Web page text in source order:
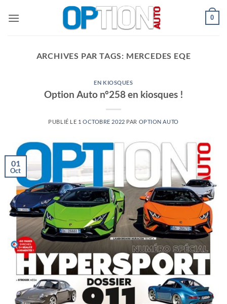
0
ARCHIVES PAR TAGS: MERCEDES EQE
EN KIOSQUES
Option Auto n°258 en kiosques !
PUBLIÉ LE 1 OCTOBRE 2022 PAR OPTION AUTO
01
Oct